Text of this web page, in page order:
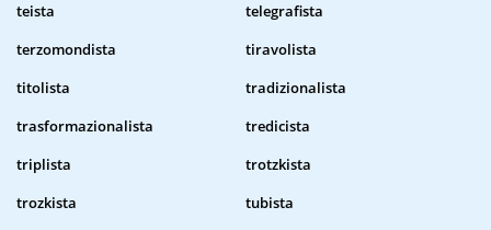
teista
telegrafista
terzomondista
tiravolista
titolista
tradizionalista
trasformazionalista
tredicista
triplista
trotzkista
trozkista
tubista